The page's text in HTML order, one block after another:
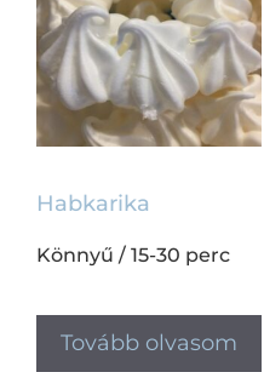
Habkarika
Könnyű / 15-30 perc
Tovább olvasom